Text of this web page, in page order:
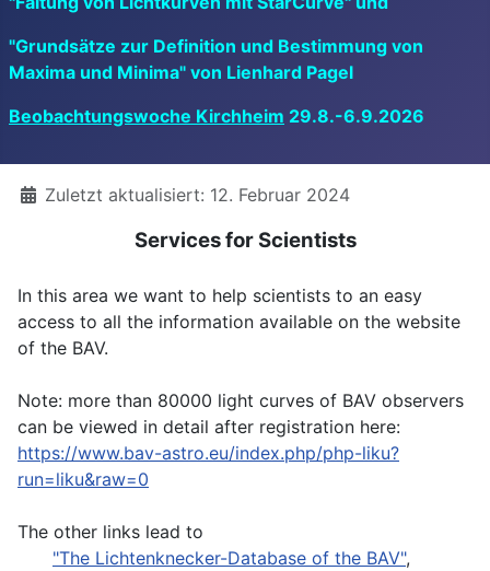
"Grundsätze zur Definition und Bestimmung von
Maxima und Minima" von Lienhard Pagel
Beobachtungswoche Kirchheim 29.8.-6.9.2026
DetailsZuletzt aktualisiert: 12. Februar 2024
Services for Scientists
In this area we want to help scientists to an easy
access to all the information available on the website
of the BAV.
Note: more than 80000 light curves of BAV observers
can be viewed in detail after registration here:
https://www.bav-astro.eu/index.php/php-liku?
run=liku&raw=0
The other links lead to
"The Lichtenknecker-Database of the BAV",